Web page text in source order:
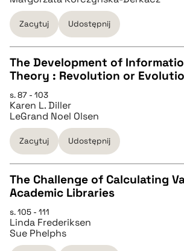
BIBTEX
pobierz cytat
Zacytuj Udostępnij
CZYSTY TEKST
pobierz cytat
BIBTEX
pobierz cytat
The Development of
Theory : Revolution or
s. 87 - 103
Karen L. Diller
LeGrand Noel Olsen
Zacytuj Udostępnij
pobierz cytat
The Challenge of Calculating
Academic Libraries
s. 105 - 111
Linda Frederiksen
Sue Phelphs